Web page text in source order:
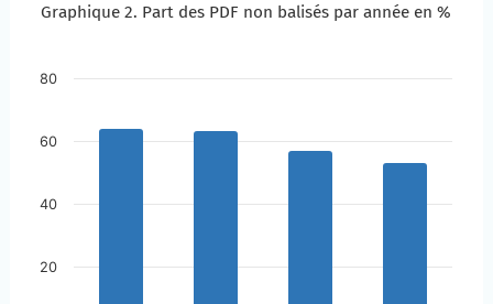
Graphique 2. Part des PDF non balisés par année en
Passer à la description du graphique
Graphique 2. Part des PDF non balisés par année en %
20
40
60
80